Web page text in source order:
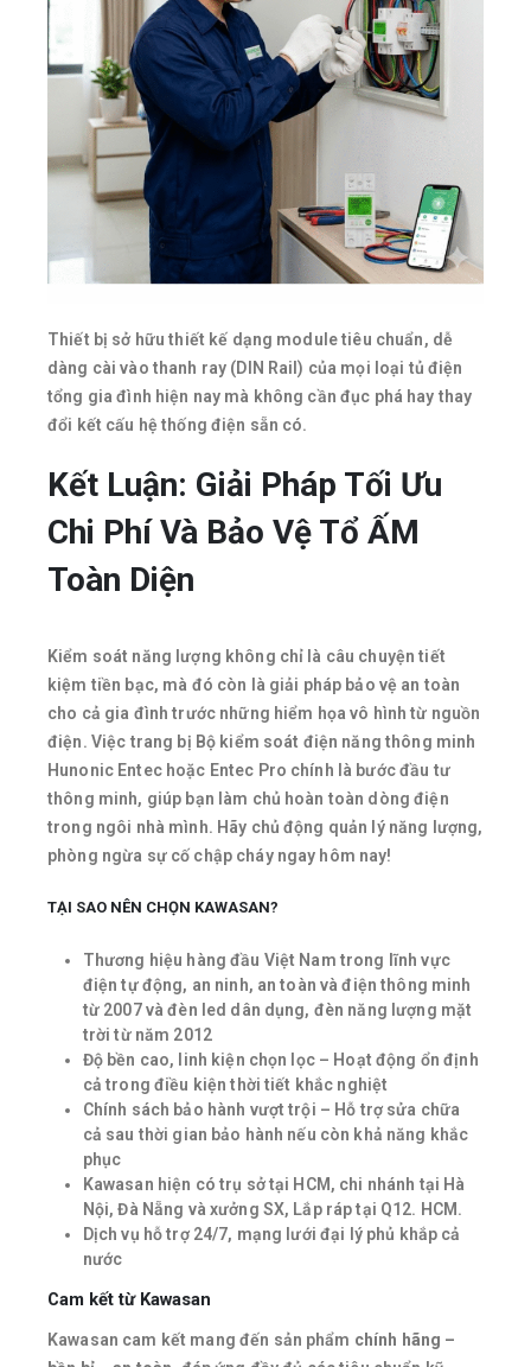
Thiết bị sở hữu thiết kế dạng module tiêu chuẩn, dễ
dàng cài vào thanh ray (DIN Rail) của mọi loại tủ điện
tổng gia đình hiện nay mà không cần đục phá hay thay
đổi kết cấu hệ thống điện sẵn có.
Kết Luận: Giải Pháp Tối Ưu
Chi Phí Và Bảo Vệ Tổ ẤM
Toàn Diện
Kiểm soát năng lượng không chỉ là câu chuyện tiết
kiệm tiền bạc, mà đó còn là giải pháp bảo vệ an toàn
cho cả gia đình trước những hiểm họa vô hình từ nguồn
điện. Việc trang bị Bộ kiểm soát điện năng thông minh
Hunonic Entec hoặc Entec Pro chính là bước đầu tư
thông minh, giúp bạn làm chủ hoàn toàn dòng điện
trong ngôi nhà mình. Hãy chủ động quản lý năng lượng,
phòng ngừa sự cố chập cháy ngay hôm nay!
TẠI SAO NÊN CHỌN KAWASAN?
Thương hiệu hàng đầu Việt Nam trong lĩnh vực
điện tự động, an ninh, an toàn và điện thông minh
từ 2007 và đèn led dân dụng, đèn năng lượng mặt
trời từ năm 2012
Độ bền cao, linh kiện chọn lọc – Hoạt động ổn định
cả trong điều kiện thời tiết khắc nghiệt
Chính sách bảo hành vượt trội – Hỗ trợ sửa chữa
cả sau thời gian bảo hành nếu còn khả năng khắc
phục
Kawasan hiện có trụ sở tại HCM, chi nhánh tại Hà
Nội, Đà Nẵng và xưởng SX, Lắp ráp tại Q12. HCM.
Dịch vụ hỗ trợ 24/7, mạng lưới đại lý phủ khắp cả
nước
Cam kết từ Kawasan
Kawasan cam kết mang đến sản phẩm chính hãng –